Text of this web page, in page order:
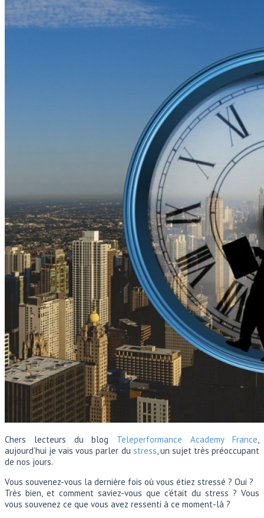
Chers lecteurs du blog Teleperformance Academy France,
aujourd’hui je vais vous parler du stress, un sujet très préoccupant
de nos jours.
Vous souvenez-vous la dernière fois où vous étiez stressé ? Oui ?
Très bien, et comment saviez-vous que c’était du stress ? Vous
vous souvenez ce que vous avez ressenti à ce moment-là ?